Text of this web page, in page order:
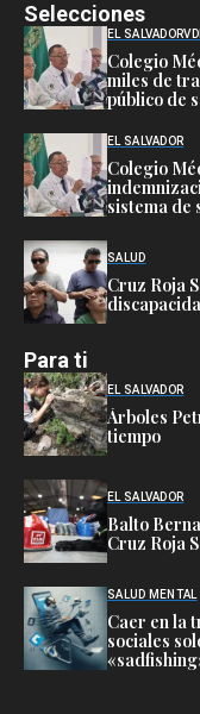
Selecciones
EL SALVADOR
Colegio
miles de
público de
EL SALVADOR
Colegio
sistema de
SALUD
Cruz Roja
Para ti
EL SALVADOR
Árboles
tiempo
EL SALVADOR
Balto
Cruz Roja
SALUD MENTAL
Caer en la
sociales